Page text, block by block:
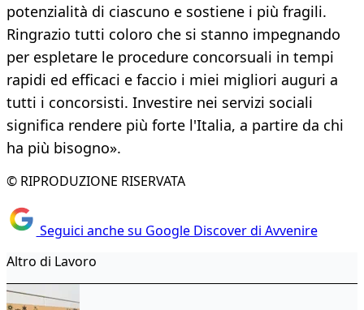
potenzialità di ciascuno e sostiene i più fragili.
Ringrazio tutti coloro che si stanno impegnando
per espletare le procedure concorsuali in tempi
rapidi ed efficaci e faccio i miei migliori auguri a
tutti i concorsisti. Investire nei servizi sociali
significa rendere più forte l'Italia, a partire da chi
ha più bisogno».
© RIPRODUZIONE RISERVATA
Seguici anche su Google Discover di Avvenire
Altro di Lavoro